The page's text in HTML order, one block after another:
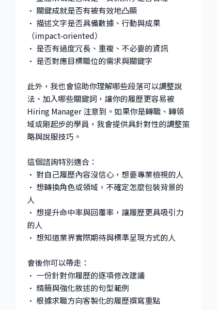
• 關鍵成就是否有被有效地凸顯
• 描述文字是否具備數據、行動與成果
（impact-oriented）
• 是否有過度冗長、重複、不必要的資訊
• 是否對應目標職位的需求與關鍵字
此外，我也會協助你理解哪些段落可以調整說
法、加入哪些關鍵詞，讓你的履歷更容易被
Hiring Manager 注意到。如果你是轉職、轉領
域或剛起步的學員，我會提供具針對性的調整策
略與說服技巧。
這個諮詢特別適合：
• 對自己履歷內容沒信心，想要專業檢視的人
• 想轉換角色或領域，不確定怎麼包裝背景的
人
• 想提升命中率與回覆率，讓履歷更具吸引力
的人
• 想知道業界實際期待與標準呈現方式的人
會後你可以帶走：
• 一份針對你履歷的逐項修改建議
• 精簡與強化敘述的句型範例
• 根據求職方向客製化的履歷撰寫重點